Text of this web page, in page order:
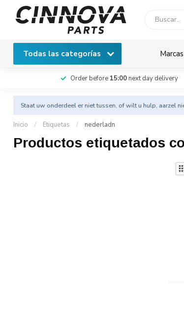
Todas las categorías Marcas
Order before 15:00next day delivery
Staat uw onderdeel er niet tussen, of wilt u hulp, aarzel
Inicio / Etiquetas / nederladn
Productos etiquetados